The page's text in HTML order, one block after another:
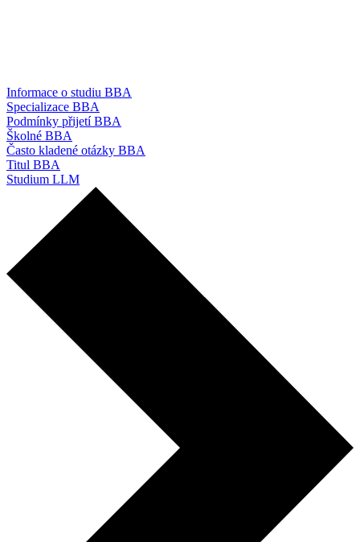
Informace o studiu BBA
Specializace BBA
Podmínky přijetí BBA
Školné BBA
Často kladené otázky BBA
Titul BBA
Studium LLM